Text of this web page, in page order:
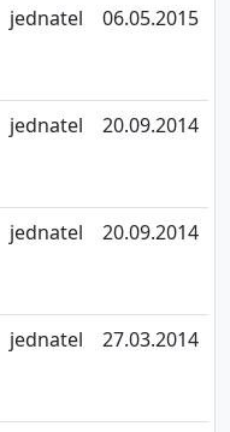
jednatel 06.05.2015
jednatel 20.09.2014
jednatel 20.09.2014
jednatel 27.03.2014